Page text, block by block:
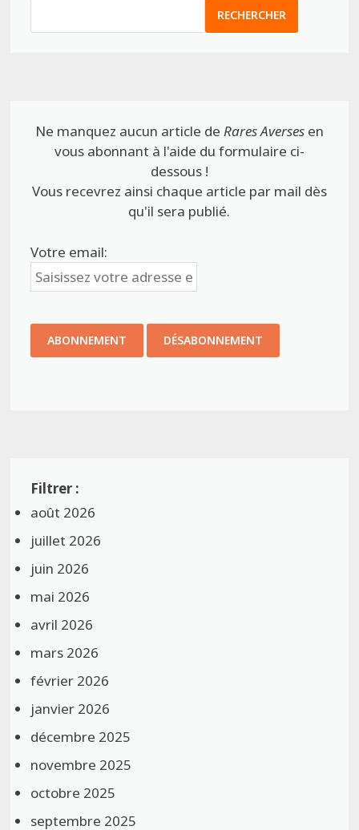
RECHERCHER
Ne manquez aucun article de Rares Aversesen
vous abonnant à l'aide du formulaire ci-
dessous !
Vous recevrez ainsi chaque article par mail dès
qu'il sera publié.
Votre email:
août 2026
juillet 2026
juin 2026
mai 2026
avril 2026
mars 2026
février 2026
janvier 2026
décembre 2025
novembre 2025
octobre 2025
septembre 2025